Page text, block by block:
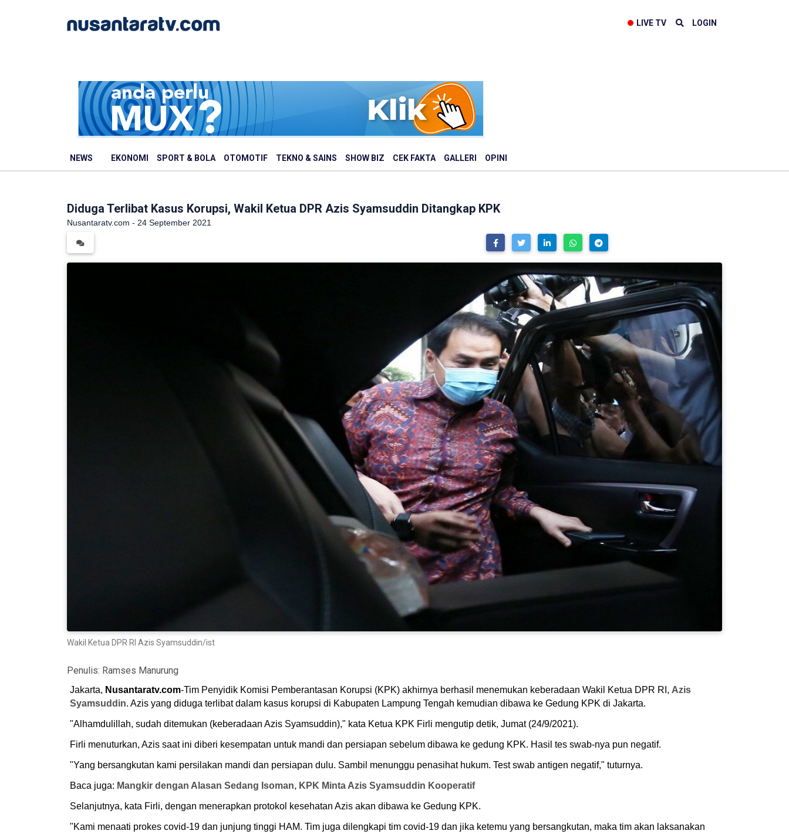
LIVE TV LOGIN
NEWS EKONOMI SPORT & BOLA OTOMOTIF TEKNO & SAINS SHOW BIZ CEK FAKTA GALLERI OPINI
Diduga Terlibat Kasus Korupsi, Wakil Ketua DPR Azis Syamsuddin Ditangkap KPK
Nusantaratv.com - 24 September 2021
Wakil Ketua DPR RI Azis Syamsuddin/ist
Penulis: Ramses Manurung
Jakarta, Nusantaratv.com-Tim Penyidik Komisi Pemberantasan Korupsi (KPK) akhirnya berhasil menemukan keberadaan Wakil Ketua DPR RI, Azis
Syamsuddin. Azis yang diduga terlibat dalam kasus korupsi di Kabupaten Lampung Tengah kemudian dibawa ke Gedung KPK di Jakarta.
"Alhamdulillah, sudah ditemukan (keberadaan Azis Syamsuddin)," kata Ketua KPK Firli mengutip detik, Jumat (24/9/2021).
Firli menuturkan, Azis saat ini diberi kesempatan untuk mandi dan persiapan sebelum dibawa ke gedung KPK. Hasil tes swab-nya pun negatif.
"Yang bersangkutan kami persilakan mandi dan persiapan dulu. Sambil menunggu penasihat hukum. Test swab antigen negatif," tuturnya.
Baca juga: Mangkir dengan Alasan Sedang Isoman, KPK Minta Azis Syamsuddin Kooperatif
Selanjutnya, kata Firli, dengan menerapkan protokol kesehatan Azis akan dibawa ke Gedung KPK.
"Kami menaati prokes covid-19 dan junjung tinggi HAM. Tim juga dilengkapi tim covid-19 dan jika ketemu yang bersangkutan, maka tim akan laksanakan